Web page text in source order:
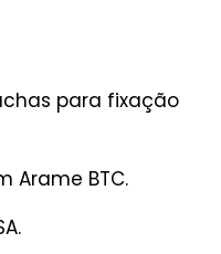
para fixação
Arame BTC.